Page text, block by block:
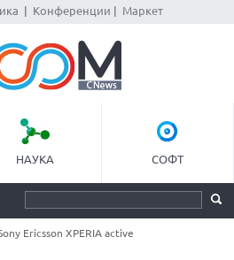
Конференции Маркет
НАУКА СОФТ
Ericsson XPERIA active